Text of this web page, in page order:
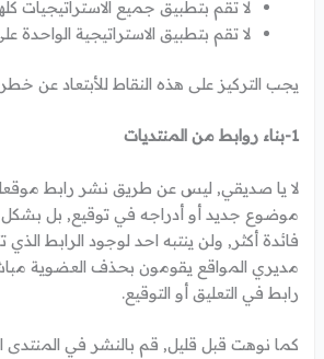
لا تقم بتطبيق جميع الاستراتيجيات
لا تقم بتطبيق الاستراتيجية الواحدة
يجب التركيز على هذه النقاط للأبتعاد عن خطر
1-بناء روابط من المنتديات
لا يا صديقي, ليس عن طريق نشر رابط
موضوع جديد أو أدراجه في توقيع, بل
فائدة أكثر, ولن ينتبه احد لوجود الرابط
مديري المواقع يقومون بحذف العضوية
رابط في التعليق أو التوقيع.
كما نوهت قبل قليل, قم بالنشر في المنتدى